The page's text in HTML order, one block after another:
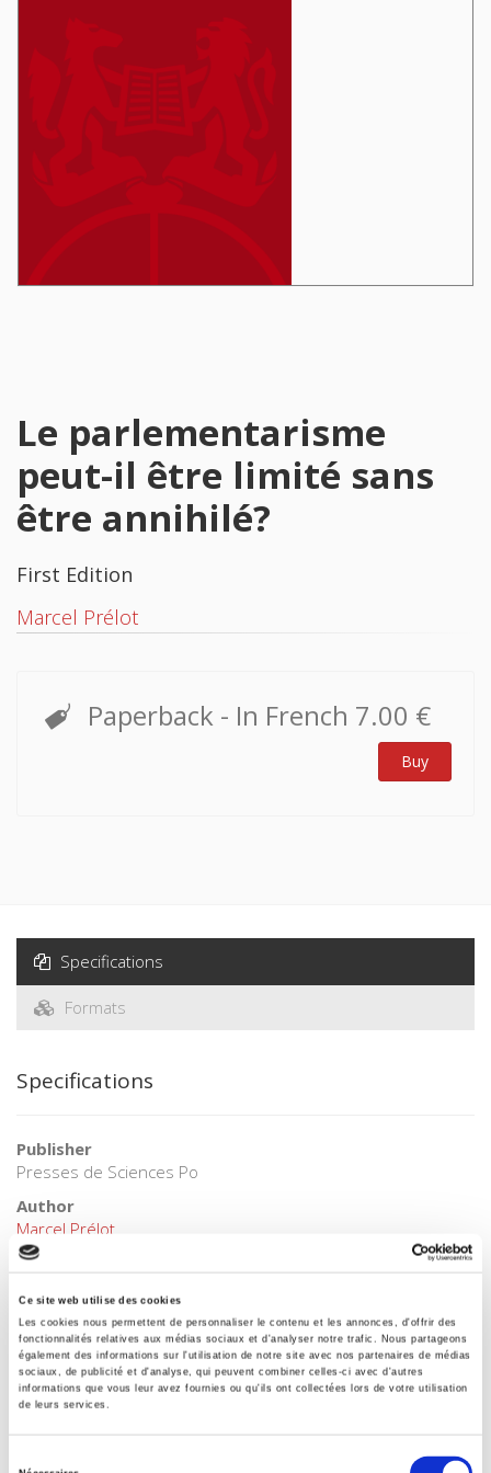
Ce site web utilise des cookies
Les cookies nous permettent de personnaliser le contenu et les annonces, d'offrir des
fonctionnalités relatives aux médias sociaux et d'analyser notre trafic. Nous partageons
également des informations sur l'utilisation de notre site avec nos partenaires de médias
sociaux, de publicité et d'analyse, qui peuvent combiner celles-ci avec d'autres
informations que vous leur avez fournies ou qu'ils ont collectées lors de votre utilisation
de leurs services.
Le parlementarisme
peut-il être limité sans
être annihilé?
First Edition
Marcel Prélot
Paperback - In French 7.00 €
Buy
Specifications
Formats
Specifications
Publisher
Presses de Sciences Po
Author
Marcel Prélot
Collection
Language
French
Tags
,
Publisher Category